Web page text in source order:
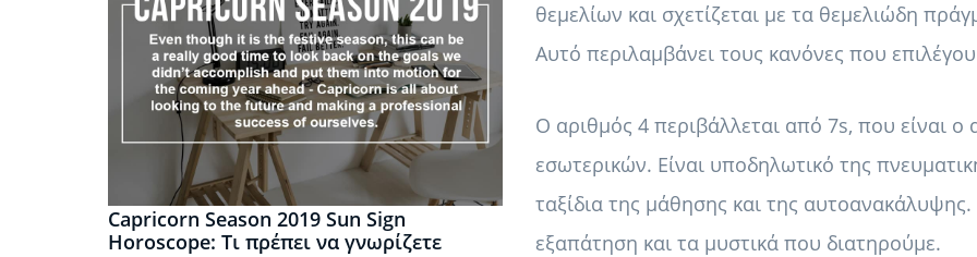
Capricorn Season 2019 Sun Sign
Horoscope: Τι πρέπει να γνωρίζετε
θεμελίων και σχετίζεται με τα θεμελιώδη
Αυτό περιλαμβάνει τους κανόνες που
Ο αριθμός 4 περιβάλλεται από 7s, που είναι
εσωτερικών. Είναι υποδηλωτικό της
ταξίδια της μάθησης και της
εξαπάτηση και τα μυστικά που διατηρούμε.